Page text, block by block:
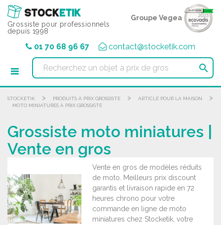
Grossiste pour professionnels
depuis 1998
Groupe Vegea
01 70 68 96 67 contact@stocketik.com

STOCKETIK > PRODUITS À PRIX GROSSISTE > ARTICLE POUR LA MAISON >
MOTO MINIATURES À PRIX GROSSISTE
Grossiste moto miniatures |
Vente en gros
Vente en gros de modèles réduits
de moto. Meilleurs prix discount
garantis et livraison rapide en 72
heures chrono pour votre
commande en ligne de moto
miniatures chez Stocketik, votre
Panneau de gestion des cookies